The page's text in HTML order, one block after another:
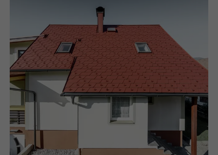
UTILITÉ
Utilisé par le service de réseau social
LinkedIn pour suivre l'utilisation de
services intégrés
lissc
FOURNISSEUR LinkedIn
EXPIRATION 1 an
Est utilisé pour garantir que le même